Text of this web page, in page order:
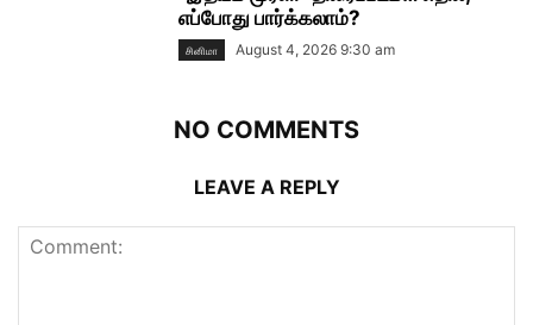
எப்போது பார்க்கலாம்?
சினிமா August 4, 2026 9:30 am
NO COMMENTS
LEAVE A REPLY